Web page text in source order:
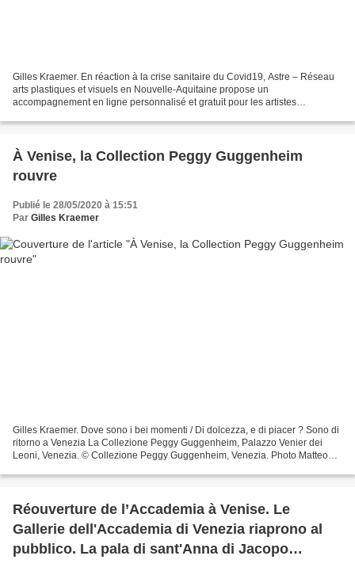
Gilles Kraemer. En réaction à la crise sanitaire du Covid19, Astre – Réseau
arts plastiques et visuels en Nouvelle-Aquitaine propose un
accompagnement en ligne personnalisé et gratuit pour les artistes
À Venise, la Collection Peggy Guggenheim
rouvre
Publié le 28/05/2020 à 15:51
Par Gilles Kraemer
Gilles Kraemer. Dove sono i bei momenti / Di dolcezza, e di piacer ? Sono di
ritorno a Venezia La Collezione Peggy Guggenheim, Palazzo Venier dei
Leoni, Venezia. © Collezione Peggy Guggenheim, Venezia. Photo Matteo
Réouverture de l’Accademia à Venise. Le
Gallerie dell'Accademia di Venezia riaprono al
pubblico. La pala di sant'Anna di Jacopo